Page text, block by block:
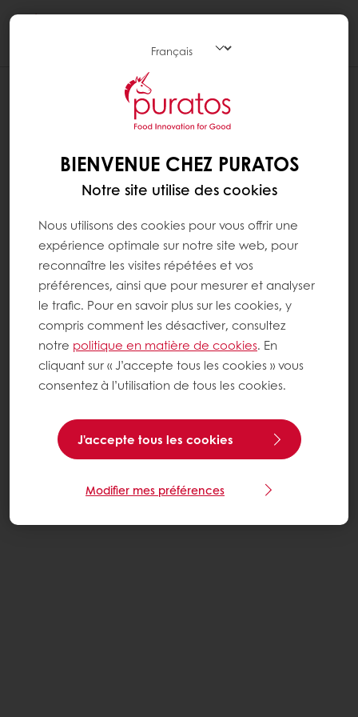
BIENVENUE CHEZ PURATOS
Notre site utilise des cookies
Nous utilisons des cookies pour vous offrir une
expérience optimale sur notre site web, pour
reconnaître les visites répétées et vos
préférences, ainsi que pour mesurer et analyser
le trafic. Pour en savoir plus sur les cookies, y
compris comment les désactiver, consultez
notre politique en matière de cookies. En
cliquant sur « J’accepte tous les cookies » vous
consentez à l’utilisation de tous les cookies.
J'accepte tous les cookies
Modifier mes préférences